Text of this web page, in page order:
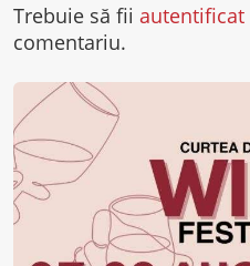
Trebuie să fii autentificat
comentariu.